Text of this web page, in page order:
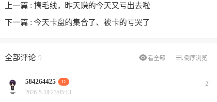
上一篇 : 搞毛线，昨天赚的今天又亏出去啦
下一篇 : 今天卡盘的集合了、被卡的亏哭了
看全部 倒序浏览
全部评论 9
584264425 D 2#
2026-5-18 23:05:13